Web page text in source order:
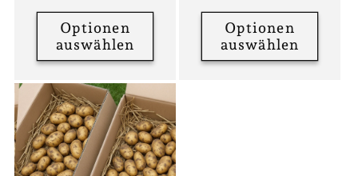
Optionen
auswählen
Optionen
auswählen